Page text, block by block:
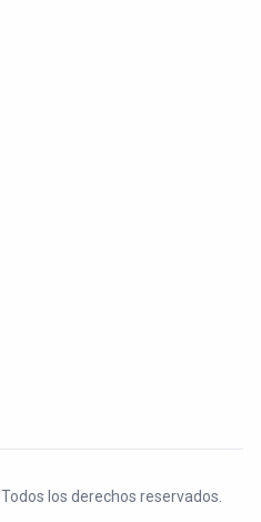
. Todos los derechos reservados.